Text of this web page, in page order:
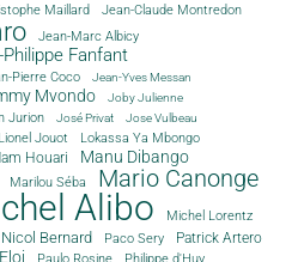
Maillard Jean-Claude Montredon
Jean-Marc Albicy
Fanfant
Pierre Coco Jean-Yves Messan
Mvondo Joby Julienne
Jurion José Privat Jose Vulbeau
Lionel Jouot
Lokassa Ya Mbongo
Houari Manu Dibango
Marilou Séba Mario Canonge
Alibo Michel Lorentz
Nicol Bernard Paco Sery
Patrick Artero
Paulo Rosine
Philippe d'Huy